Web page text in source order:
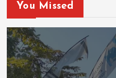
You Missed